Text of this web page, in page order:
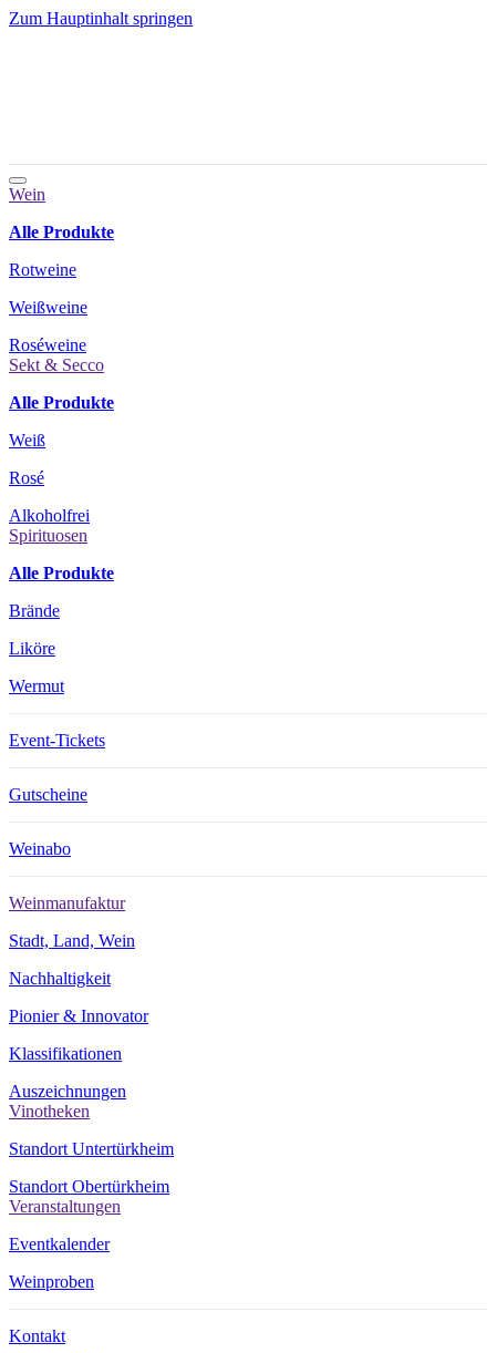
Zum Hauptinhalt springen
Wein
Alle Produkte
Rotweine
Weißweine
Roséweine
Sekt & Secco
Alle Produkte
Weiß
Rosé
Alkoholfrei
Spirituosen
Alle Produkte
Brände
Liköre
Wermut
Event-Tickets
Gutscheine
Weinabo
Weinmanufaktur
Stadt, Land, Wein
Nachhaltigkeit
Pionier & Innovator
Klassifikationen
Auszeichnungen
Vinotheken
Standort Untertürkheim
Standort Obertürkheim
Veranstaltungen
Eventkalender
Weinproben
Kontakt